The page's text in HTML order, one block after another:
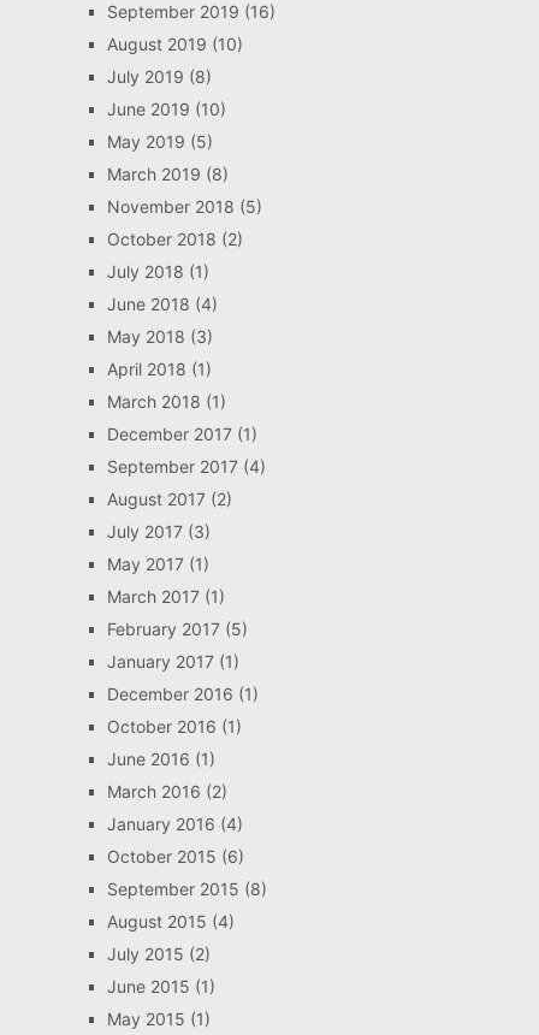
September 2019 (16)
August 2019 (10)
July 2019 (8)
June 2019 (10)
May 2019 (5)
March 2019 (8)
November 2018 (5)
October 2018 (2)
July 2018 (1)
June 2018 (4)
May 2018 (3)
April 2018 (1)
March 2018 (1)
December 2017(1)
September 2017(4)
August 2017(2)
July 2017(3)
May 2017(1)
March 2017(1)
February 2017(5)
January 2017(1)
December 2016 (1)
October 2016 (1)
June 2016 (1)
March 2016 (2)
January 2016 (4)
October 2015 (6)
September 2015 (8)
August 2015 (4)
July 2015 (2)
June 2015 (1)
May 2015 (1)